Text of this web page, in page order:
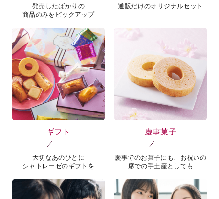
発売したばかりの
商品のみをピックアップ
通販だけのオリジナルセット
ギフト
大切なあのひとに
シャトレーゼのギフトを
慶事菓子
慶事でのお菓子にも、お祝いの
席での手土産としても